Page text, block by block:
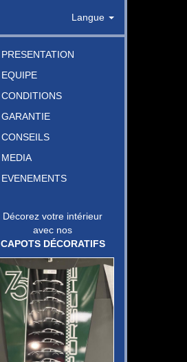
Langue
PRESENTATION
EQUIPE
CONDITIONS
GARANTIE
CONSEILS
MEDIA
EVENEMENTS
Décorez votre intérieur
avec nos
CAPOTS DÉCORATIFS